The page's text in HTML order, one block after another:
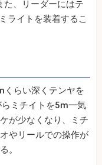
た、リーダーにはテ
ライトを装着するこ
くらい深くテンヤを
ミチイトを5m一気
が少なくなり、ミチ
やリールでの操作が
。